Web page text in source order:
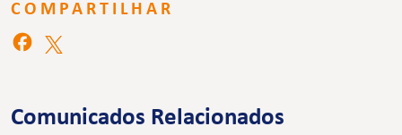
COMPARTILHAR
Comunicados Relacionados